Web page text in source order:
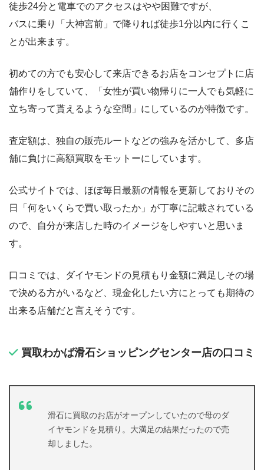
徒歩24分と電車でのアクセスはやや困難ですが、
バスに乗り「大神宮前」で降りれば徒歩1分以内に行くこ
とが出来ます。
初めての方でも安心して来店できるお店をコンセプトに店
舗作りをしていて、「女性が買い物帰りに一人でも気軽に
立ち寄って貰えるような空間」にしているのが特徴です。
査定額は、独自の販売ルートなどの強みを活かして、多店
舗に負けに高額買取をモットーにしています。
公式サイトでは、ほぼ毎日最新の情報を更新しておりその
日「何をいくらで買い取ったか」が丁寧に記載されている
ので、自分が来店した時のイメージをしやすいと思いま
す。
口コミでは、ダイヤモンドの見積もり金額に満足しその場
で決める方がいるなど、現金化したい方にとっても期待の
出来る店舗だと言えそうです。
買取わかば滑石ショッピングセンター店の口コミ
滑石に買取のお店がオープンしていたので母のダ
イヤモンドを見積り。大満足の結果だったので売
却しました。